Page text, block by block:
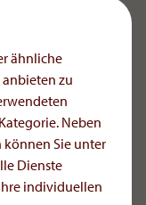
Browsersoftware.
unserer
ähnliche
zu
Neben
Sie unter
Dienste
individuellen